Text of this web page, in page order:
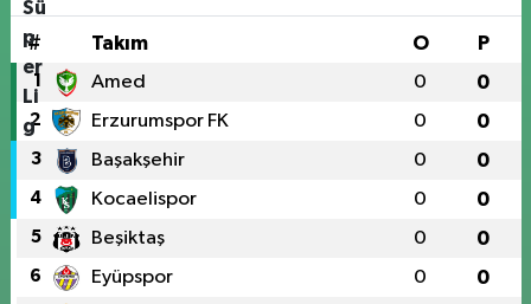
# Takım O P
1 Amed 0 0
2 Erzurumspor FK 0 0
3 Başakşehir 0 0
4 Kocaelispor 0 0
5 Beşiktaş 0 0
6 Eyüpspor 0 0